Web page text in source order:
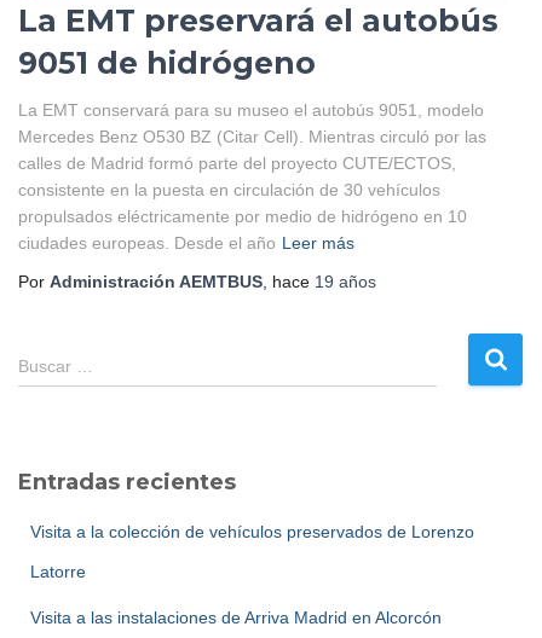
La EMT preservará el autobús
9051 de hidrógeno
La EMT conservará para su museo el autobús 9051, modelo
Mercedes Benz O530 BZ (Citar Cell). Mientras circuló por las
calles de Madrid formó parte del proyecto CUTE/ECTOS,
consistente en la puesta en circulación de 30 vehículos
propulsados eléctricamente por medio de hidrógeno en 10
ciudades europeas. Desde el año Leer más
Por Administración AEMTBUS , hace 19 años
B
u
r
Buscar …
Entradas recientes
Visita a la colección de vehículos preservados de Lorenzo
Latorre
Visita a las instalaciones de Arriva Madrid en Alcorcón